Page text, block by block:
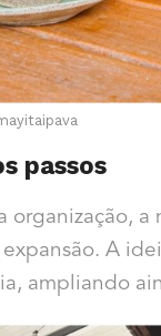
passos
organização,
A
ampliando